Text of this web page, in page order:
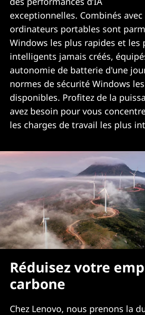
exceptionnelles. Combinés
ordinateurs portables sont
Windows les plus rapides et les
intelligents jamais créés,
autonomie de batterie d'une
normes de sécurité Windows
disponibles. Profitez de la
avez besoin pour vous
les charges de travail les plus
Réduisez votre
carbone
Chez Lenovo, nous prenons la